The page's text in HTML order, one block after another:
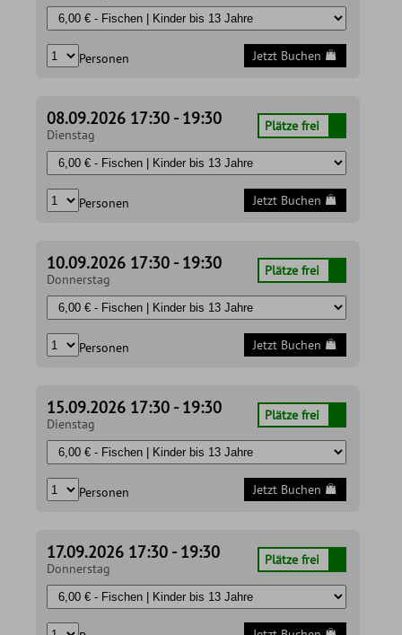
Personen Jetzt Buchen
08.09.2026 17:30 - 19:30
Dienstag
Plätze frei
Personen Jetzt Buchen
10.09.2026 17:30 - 19:30
Donnerstag
Plätze frei
Personen Jetzt Buchen
15.09.2026 17:30 - 19:30
Dienstag
Plätze frei
Personen Jetzt Buchen
17.09.2026 17:30 - 19:30
Donnerstag
Plätze frei